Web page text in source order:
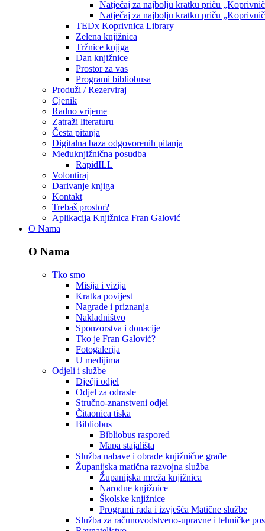
Natječaj za najbolju kratku priču
Natječaj za najbolju kratku priču
TEDx Koprivnica Library
Zelena knjižnica
Tržnice knjiga
Dan knjižnice
Prostor za vas
Programi bibliobusa
Produži / Rezerviraj
Cjenik
Radno vrijeme
Zatraži literaturu
Česta pitanja
Digitalna baza odgovorenih pitanja
Međuknjižnična posudba
RapidILL
Volontiraj
Darivanje knjiga
Kontakt
Trebaš prostor?
Aplikacija Knjižnica Fran Galović
O Nama
O Nama
Tko smo
Misija i vizija
Kratka povijest
Nagrade i priznanja
Nakladništvo
Sponzorstva i donacije
Tko je Fran Galović?
Fotogalerija
U medijima
Odjeli i službe
Dječji odjel
Odjel za odrasle
Stručno-znanstveni odjel
Čitaonica tiska
Bibliobus
Bibliobus raspored
Mapa stajališta
Služba nabave i obrade knjižnične građe
Županijska matična razvojna služba
Županijska mreža knjižnica
Narodne knjižnice
Školske knjižnice
Programi rada i izvješća Matične službe
Služba za računovodstveno-upravne i tehničke